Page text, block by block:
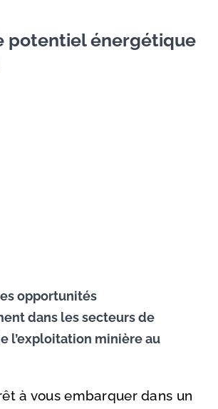
potentiel énergétique
opportunités
dans les secteurs de
l’exploitation minière au
à vous embarquer dans un